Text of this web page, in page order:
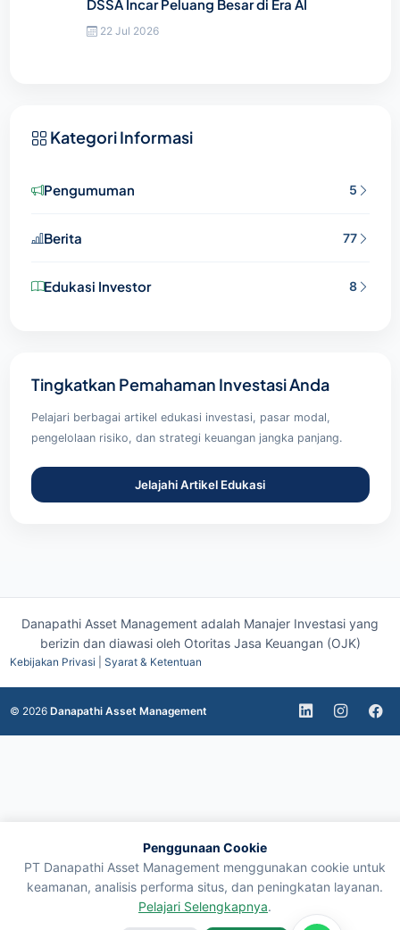
DSSA Incar Peluang Besar di Era AI
22 Jul 2026
Kategori Informasi
Pengumuman 5
Berita 77
Edukasi Investor 8
Tingkatkan Pemahaman Investasi Anda
Pelajari berbagai artikel edukasi investasi, pasar modal,
pengelolaan risiko, dan strategi keuangan jangka panjang.
Jelajahi Artikel Edukasi
Danapathi Asset Management adalah Manajer Investasi yang
berizin dan diawasi oleh Otoritas Jasa Keuangan (OJK)
Kebijakan Privasi Syarat & Ketentuan
© 2026 Danapathi Asset Management
Penggunaan Cookie
PT Danapathi Asset Management menggunakan cookie untuk
keamanan, analisis performa situs, dan peningkatan layanan.
Pelajari Selengkapnya.